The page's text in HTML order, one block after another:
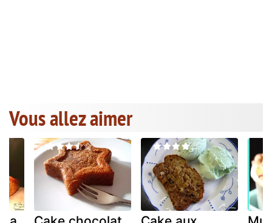
Vous allez aimer